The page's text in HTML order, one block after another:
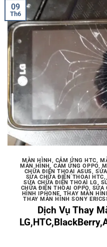
09
Th6
MÀN HÌNH, CẢM ỨNG HTC,
MÀN HÌNH, CẢM ỨNG OPPO,
CHỮA ĐIỆN THOẠI ASUS,
SỬA CHỮA ĐIỆN THOẠI HTC,
SỬA CHỮA ĐIỆN THOẠI LG,
CHỮA ĐIỆN THOẠI OPPO, SỬA
HÌNH IPHONE, THAY MÀN
THAY MÀN HÌNH SONY
Dịch Vụ Thay